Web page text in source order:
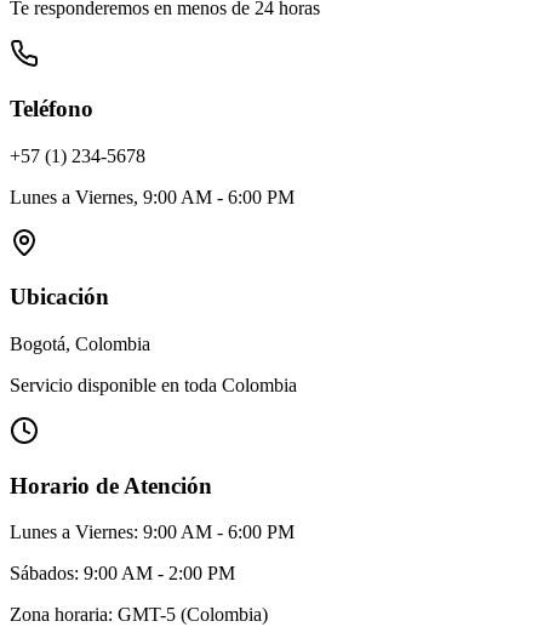
Te responderemos en menos de 24 horas
Teléfono
+57 (1) 234-5678
Lunes a Viernes, 9:00 AM - 6:00 PM
Ubicación
Bogotá, Colombia
Servicio disponible en toda Colombia
Horario de Atención
Lunes a Viernes: 9:00 AM - 6:00 PM
Sábados: 9:00 AM - 2:00 PM
Zona horaria: GMT-5 (Colombia)